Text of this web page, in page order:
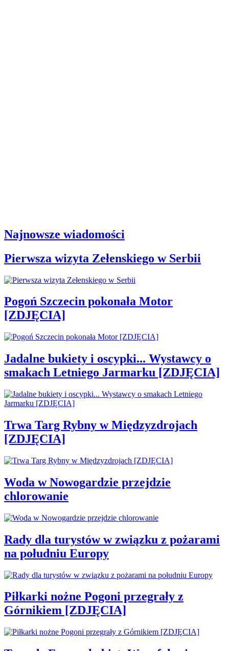
Najnowsze wiadomości
Pierwsza wizyta Zełenskiego w Serbii
Pogoń Szczecin pokonała Motor
[ZDJĘCIA]
Jadalne bukiety i oscypki... Wystawcy o
smakach Letniego Jarmarku [ZDJĘCIA]
Trwa Targ Rybny w Międzyzdrojach
[ZDJĘCIA]
Woda w Nowogardzie przejdzie
chlorowanie
Rady dla turystów w związku z pożarami
na południu Europy
Piłkarki nożne Pogoni przegrały z
Górnikiem [ZDJĘCIA]